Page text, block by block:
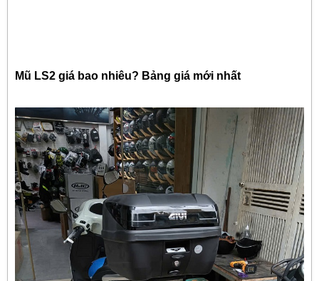
Mũ LS2 giá bao nhiêu? Bảng giá mới nhất